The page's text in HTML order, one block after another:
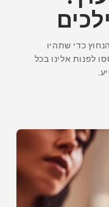
כדי שתהיו
לפנות אלינו בכל